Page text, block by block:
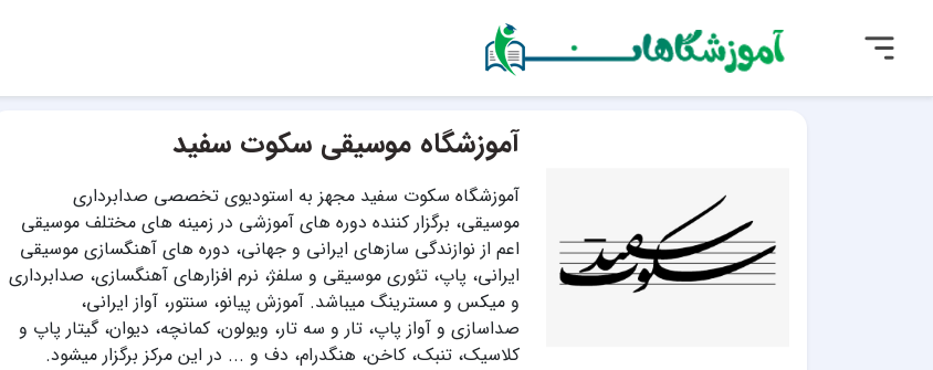
آموزشگاه موسیقی سکوت سفید
آموزشگاه سکوت سفید مجهز به استودیوی تخصصی صدابرداری
موسیقی، برگزار کننده دوره های آموزشی در زمینه های مختلف موسیقی
اعم از نوازندگی سازهای ایرانی و جهانی، دوره های آهنگسازی موسیقی
ایرانی، پاپ، تئوری موسیقی و سلفژ، نرم افزارهای آهنگسازی، صدابرداری
و میکس و مسترینگ میباشد. آموزش پیانو، سنتور، آواز ایرانی،
صداسازی و آواز پاپ، تار و سه تار، ویولون، کمانچه، دیوان، گیتار پاپ و
کلاسیک، تنبک، کاخن، هنگدرام، دف و ... در این مرکز برگزار میشود.